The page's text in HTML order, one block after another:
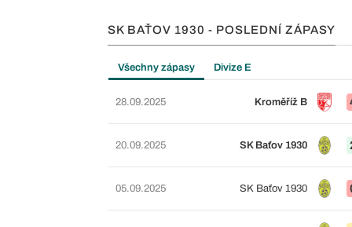
SK BAŤOV 1930 - POSLEDNÍ ZÁPASY
Všechny zápasy Divize E
28.09.2025 Kroměříž B
20.09.2025 SK Baťov 1930
05.09.2025 SK Baťov 1930